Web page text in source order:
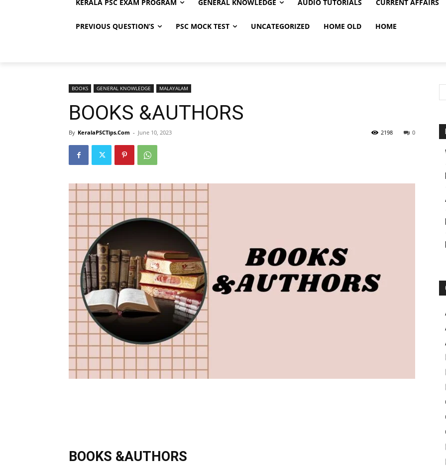
KERALA PSC EXAM PROGRAM GENERAL KNOWLEDGE AUDIO TUTORIALS CURRENT AFFAIRS
PREVIOUS QUESTION’S PSC MOCK TEST UNCATEGORIZED HOME OLD HOME
BOOKS GENERAL KNOWLEDGE MALAYALAM
BOOKS &AUTHORS
By KeralaPSCTips.Com - June 10, 2023 0
2198
BOOKS &AUTHORS